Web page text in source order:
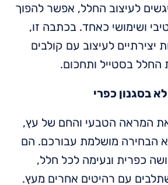
לעיצוב החלל, אפשר להפוך
ושימושי כאחד. בכתבה זו,
8 רעיונות יצירתיים לעיצוב עם קולבים
החלל בסטייל ותחכום.
המראה הטבעי והחם של עץ,
הבחירה מושלמת עבורכם. הם
כפרית ונעימה לכל חלל,
עם רהיטים אחרים מעץ.